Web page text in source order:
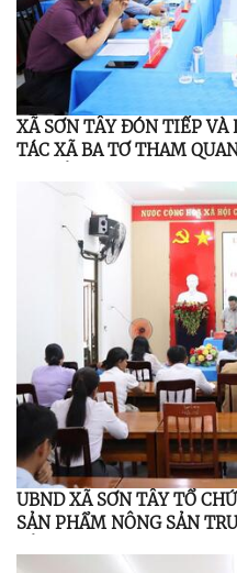
XÃ SƠN TÂY ĐÓN TIẾP VÀ
TÁC XÃ BA TƠ THAM
UBND XÃ SƠN TÂY TỔ
SẢN PHẨM NÔNG SẢN